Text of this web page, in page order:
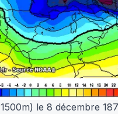
le 8 décembre 187